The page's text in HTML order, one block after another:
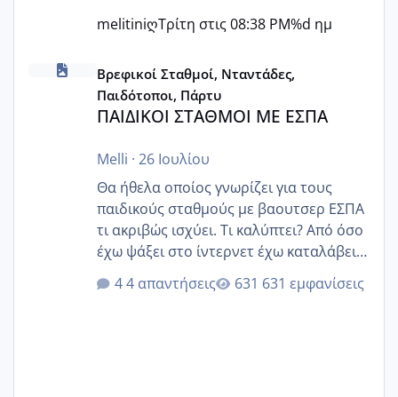
melitiniღΤρίτη στις 08:38 PM%d ημ
ΠΑΙΔΙΚΟΙ ΣΤΑΘΜΟΙ ΜΕ ΕΣΠΑ
Βρεφικοί Σταθμοί, Νταντάδες,
Παιδότοποι, Πάρτυ
ΠΑΙΔΙΚΟΙ ΣΤΑΘΜΟΙ ΜΕ ΕΣΠΑ
Melli · 26 Ιουλίου
Θα ήθελα οποίος γνωρίζει για τους
παιδικούς σταθμούς με βαουτσερ ΕΣΠΑ
τι ακριβώς ισχύει. Τι καλύπτει? Από όσο
έχω ψάξει στο ίντερνετ έχω καταλάβει
ότι το βαουτσερ καλύπτει όλα τα
δίδακτρα και τα τροφεια του ιδιωτικού
4 απαντήσεις 631 εμφανίσεις